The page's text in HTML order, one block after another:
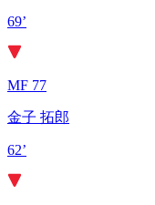
69’
MF 77
金子 拓郎
62’